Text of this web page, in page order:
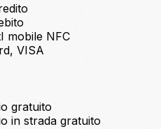
mobile NFC
VISA
gratuito
in strada gratuito